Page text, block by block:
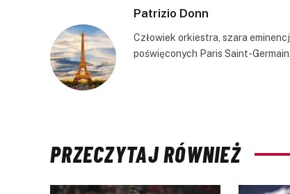
Patrizio Donn
Człowiek orkiestra, szara
poświęconych Paris Saint-Germain.
PRZECZYTAJ RÓWNIEŻ